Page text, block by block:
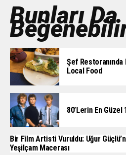
Bunları Da
Şef
Local Food
80’lerin En Güzel
Bir Film Artisti Vuruldu: Uğur
Yeşilçam Macerası